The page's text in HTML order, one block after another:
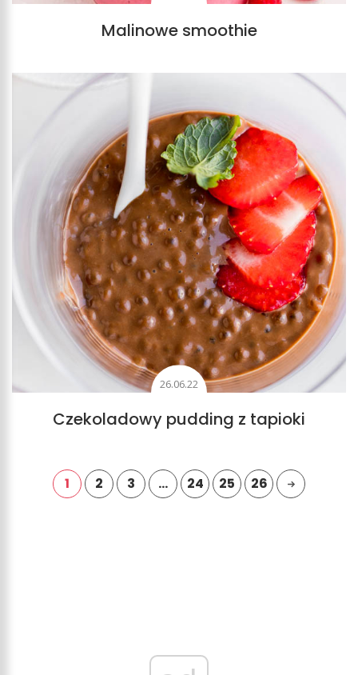
Malinowe smoothie
26.06.22
Czekoladowy pudding z tapioki
1 2 3 … 24 25 26